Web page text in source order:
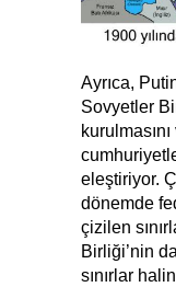
Ayrıca,
Sovyetler
eleştiriyor.
dönemde
çizilen
Birliği’nin
sınırlar